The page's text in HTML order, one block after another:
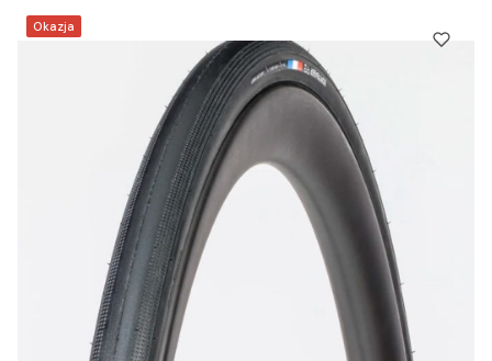
Okazja